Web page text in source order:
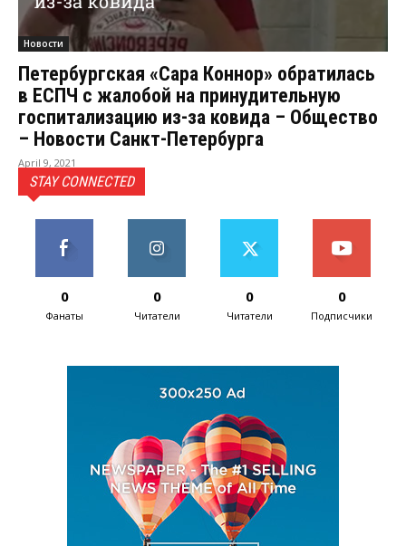
Новости
Петербургская «Сара Коннор» обратилась
в ЕСПЧ с жалобой на принудительную
госпитализацию из-за ковида – Общество
– Новости Санкт-Петербурга
April 9, 2021
STAY CONNECTED
0
Фанаты
0
Читатели
0
Читатели
0
Подписчики